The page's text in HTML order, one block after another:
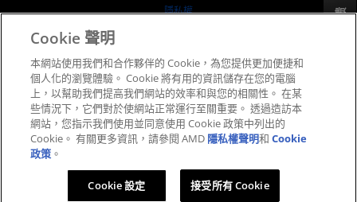
行情走勢
隱私權
公平公開競爭
英國稅務策略
Cookie 政策
Cookie 設定
反馈
Cookie 聲明
本網站使用我們和合作夥伴的 Cookie，為您提供更加便捷和
個人化的瀏覽體驗。 Cookie 將有用的資訊儲存在您的電腦
上，以幫助我們提高我們網站的效率和與您的相關性。 在某
些情況下，它們對於使網站正常運行至關重要。 透過造訪本
網站，您指示我們使用並同意使用 Cookie 政策中列出的
Cookie。 有關更多資訊，請參閱 AMD 隱私權聲明和Cookie
政策 。
Cookie 設定 接受所有 Cookie